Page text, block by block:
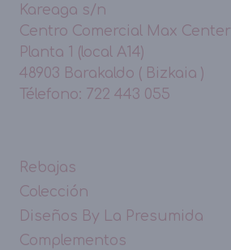
Kareaga s/n
Centro Comercial Max Center
Planta 1 (local A14)
48903 Barakaldo ( Bizkaia )
Télefono: 722 443 055
Rebajas
Colección
Diseños By La Presumida
Complementos